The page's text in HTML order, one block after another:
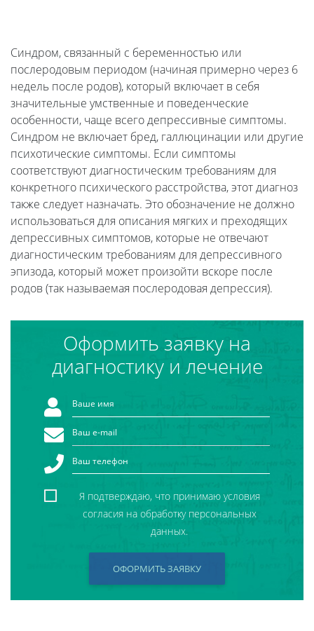
Синдром, связанный с беременностью или
послеродовым периодом (начиная примерно через 6
недель после родов), который включает в себя
значительные умственные и поведенческие
особенности, чаще всего депрессивные симптомы.
Синдром не включает бред, галлюцинации или другие
психотические симптомы. Если симптомы
соответствуют диагностическим требованиям для
конкретного психического расстройства, этот диагноз
также следует назначать. Это обозначение не должно
использоваться для описания мягких и преходящих
депрессивных симптомов, которые не отвечают
диагностическим требованиям для депрессивного
эпизода, который может произойти вскоре после
родов (так называемая послеродовая депрессия).
Оформить заявку на
диагностику и лечение
Я подтверждаю, что принимаю условия
согласия на обработку персональных
данных.
ОФОРМИТЬ ЗАЯВКУ